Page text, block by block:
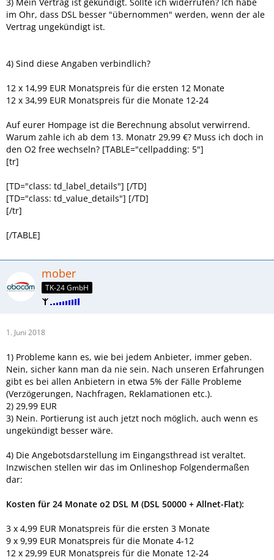
im Ohr, dass DSL besser "übernommen" werden, wenn der ale
Vertrag ungekündigt ist.
4) Sind diese Angaben verbindlich?
12 x 14,99 EUR Monatspreis für die ersten 12 Monate
12 x 34,99 EUR Monatspreis für die Monate 12-24
Auf eurer Hompage ist die Berechnung absolut verwirrend.
Warum zahle ich ab dem 13. Monatr 29,99 €? Muss ich doch in
den O2 free wechseln? [TABLE="cellpadding: 5"]
[tr]
[TD="class: td_label_details"] [/TD]
[TD="class: td_value_details"] [/TD]
[/tr]
[/TABLE]
mober
TK-24 GmbH
1. Juni 2018
1) Probleme kann es, wie bei jedem Anbieter, immer geben.
Nein, sicher kann man da nie sein. Nach unseren Erfahrungen
gibt es bei allen Anbietern in etwa 5% der Fälle Probleme
(Verzögerungen, Nachfragen, Reklamationen etc.).
2) 29,99 EUR
3) Nein. Portierung ist auch jetzt noch möglich, auch wenn es
ungekündigt besser wäre.
4) Die Angebotsdarstellung im Eingangsthread ist veraltet.
Inzwischen stellen wir das im Onlineshop Folgendermaßen
dar:
Kosten für 24 Monate o2 DSL M (DSL 50000 + Allnet-Flat):
3 x 4,99 EUR Monatspreis für die ersten 3 Monate
9 x 9,99 EUR Monatspreis für die Monate 4-12
12 x 29,99 EUR Monatspreis für die Monate 12-24